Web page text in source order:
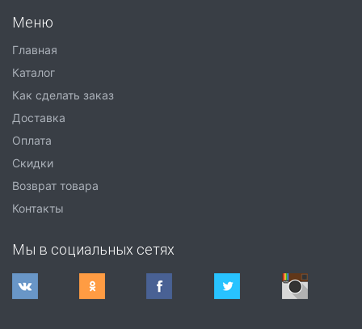
Меню
Главная
Каталог
Как сделать заказ
Доставка
Оплата
Скидки
Возврат товара
Контакты
Мы в социальных сетях